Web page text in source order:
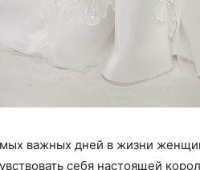
важных дней в жизни
себя настоящей